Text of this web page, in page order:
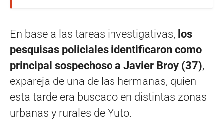
En base a las tareas investigativas, los
pesquisas policiales identificaron como
principal sospechoso a Javier Broy (37),
expareja de una de las hermanas, quien
esta tarde era buscado en distintas zonas
urbanas y rurales de Yuto.